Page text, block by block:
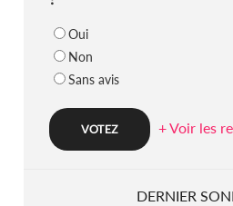
Oui
Non
Sans avis
+ Voir les
DERNIER